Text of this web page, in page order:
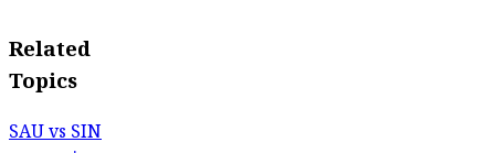
Related
Topics
SAU vs SIN